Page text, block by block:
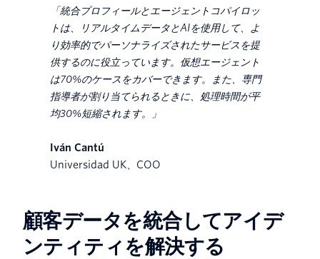
「統合プロフィールとエージェントコパイロッ
トは、リアルタイムデータとAIを使用して、よ
り効率的でパーソナライズされたサービスを提
供するのに役立っています。仮想エージェント
は70%のケースをカバーできます。また、専門
指導者が割り当てられるときに、処理時間が平
均30%短縮されます。」
Iván Cantú
Universidad UK、COO
顧客データを統合してアイデ
ンティティを解決する